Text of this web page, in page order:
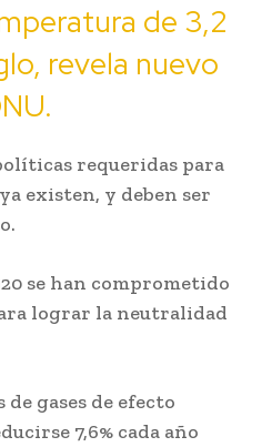
de 3,2
revela nuevo
requeridas para
existen, y deben ser
se han comprometido
lograr la neutralidad
de gases de efecto
7,6% cada año